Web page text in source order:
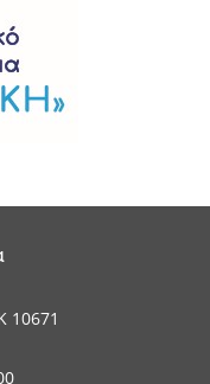
10671